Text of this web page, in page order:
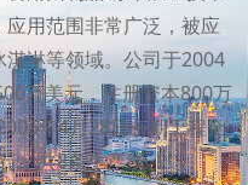
用范围非常广泛，被应
淋等领域。公司于2004
万美元，注册资本800万
年4月28日一期工程全
，共8条生产线。